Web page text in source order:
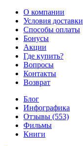
О компании
Условия доставки
Способы оплаты
Бонусы
Акции
Где купить?
Вопросы
Контакты
Возврат
Блог
Инфографика
Отзывы (553)
Фильмы
Книги